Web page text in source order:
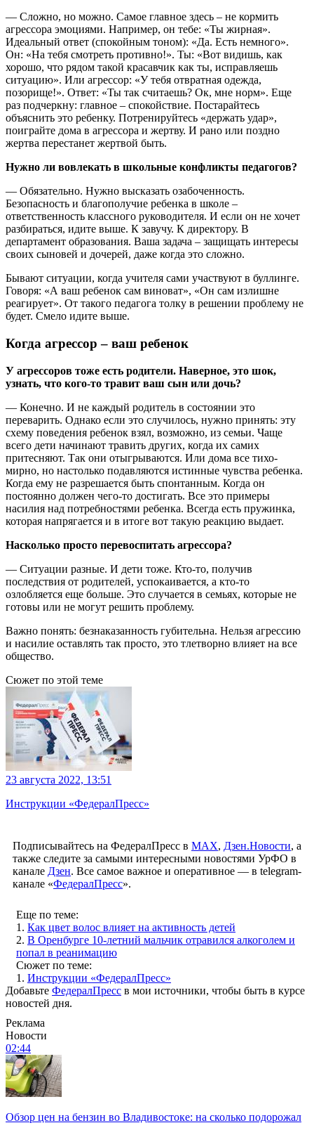
— Сложно, но можно. Самое главное здесь – не кормить
агрессора эмоциями. Например, он тебе: «Ты жирная».
Идеальный ответ (спокойным тоном): «Да. Есть немного».
Он: «На тебя смотреть противно!». Ты: «Вот видишь, как
хорошо, что рядом такой красавчик как ты, исправляешь
ситуацию». Или агрессор: «У тебя отвратная одежда,
позорище!». Ответ: «Ты так считаешь? Ок, мне норм». Еще
раз подчеркну: главное – спокойствие. Постарайтесь
объяснить это ребенку. Потренируйтесь «держать удар»,
поиграйте дома в агрессора и жертву. И рано или поздно
жертва перестанет жертвой быть.
Нужно ли вовлекать в школьные конфликты педагогов?
— Обязательно. Нужно высказать озабоченность.
Безопасность и благополучие ребенка в школе –
ответственность классного руководителя. И если он не хочет
разбираться, идите выше. К завучу. К директору. В
департамент образования. Ваша задача – защищать интересы
своих сыновей и дочерей, даже когда это сложно.
Бывают ситуации, когда учителя сами участвуют в буллинге.
Говоря: «А ваш ребенок сам виноват», «Он сам излишне
реагирует». От такого педагога толку в решении проблему не
будет. Смело идите выше.
Когда агрессор – ваш ребенок
У агрессоров тоже есть родители. Наверное, это шок,
узнать, что кого-то травит ваш сын или дочь?
— Конечно. И не каждый родитель в состоянии это
переварить. Однако если это случилось, нужно принять: эту
схему поведения ребенок взял, возможно, из семьи. Чаще
всего дети начинают травить других, когда их самих
притесняют. Так они отыгрываются. Или дома все тихо-
мирно, но настолько подавляются истинные чувства ребенка.
Когда ему не разрешается быть спонтанным. Когда он
постоянно должен чего-то достигать. Все это примеры
насилия над потребностями ребенка. Всегда есть пружинка,
которая напрягается и в итоге вот такую реакцию выдает.
Насколько просто перевоспитать агрессора?
— Ситуации разные. И дети тоже. Кто-то, получив
последствия от родителей, успокаивается, а кто-то
озлобляется еще больше. Это случается в семьях, которые не
готовы или не могут решить проблему.
Важно понять: безнаказанность губительна. Нельзя агрессию
и насилие оставлять так просто, это тлетворно влияет на все
общество.
Сюжет по этой теме
23 августа 2022, 13:51
Инструкции «ФедералПресс»
Подписывайтесь на ФедералПресс в МАХ, Дзен.Новости, а
также следите за самыми интересными новостями УрФО в
канале Дзен. Все самое важное и оперативное — в telegram-
канале «ФедералПресс».
Еще по теме:
1. Как цвет волос влияет на активность детей
2. В Оренбурге 10-летний мальчик отравился алкоголем и
попал в реанимацию
Сюжет по теме:
1. Инструкции «ФедералПресс»
Добавьте ФедералПресс в мои источники, чтобы быть в курсе
новостей дня.
Реклама
Новости
02:44
Обзор цен на бензин во Владивостоке: на сколько подорожал